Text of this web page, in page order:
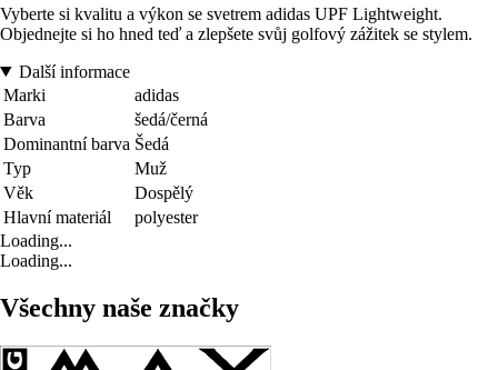
Vyberte si kvalitu a výkon se svetrem adidas UPF Lightweight.
Objednejte si ho hned teď a zlepšete svůj golfový zážitek se stylem.
Další informace
Marki
adidas
Barva
šedá/černá
Dominantní barva Šedá
Typ
Muž
Věk
Dospělý
Hlavní materiál
polyester
Loading...
Loading...
Všechny naše značky